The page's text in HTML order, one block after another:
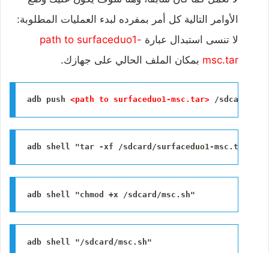
الأوامر التالية كل أمر بمفرده لبدء العمليات المطلوبة:
لا تنسى استبدال عبارة path to surfaceduo1-
msc.tar بمكان الملف الحالي على جهازك.
adb push <path to surfaceduo1-msc.tar> /sdcard/
adb shell "tar -xf /sdcard/surfaceduo1-msc.tar -C /
adb shell "chmod +x /sdcard/msc.sh"
adb shell "/sdcard/msc.sh"